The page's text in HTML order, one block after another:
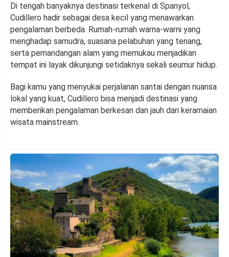
Di tengah banyaknya destinasi terkenal di Spanyol,
Cudillero hadir sebagai desa kecil yang menawarkan
pengalaman berbeda. Rumah-rumah warna-warni yang
menghadap samudra, suasana pelabuhan yang tenang,
serta pemandangan alam yang memukau menjadikan
tempat ini layak dikunjungi setidaknya sekali seumur hidup.
Bagi kamu yang menyukai perjalanan santai dengan nuansa
lokal yang kuat, Cudillero bisa menjadi destinasi yang
memberikan pengalaman berkesan dan jauh dari keramaian
wisata mainstream.